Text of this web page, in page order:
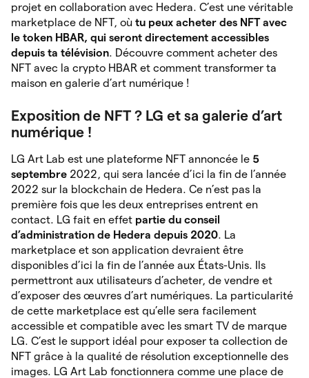
projet en collaboration avec Hedera. C’est une véritable
marketplace de NFT, où tu peux acheter des NFT avec
le token HBAR, qui seront directement accessibles
depuis ta télévision. Découvre comment acheter des
NFT avec la crypto HBAR et comment transformer ta
maison en galerie d’art numérique !
Exposition de NFT ? LG et sa galerie d’art
numérique !
LG Art Lab est une plateforme NFT annoncée le 5
septembre 2022, qui sera lancée d’ici la fin de l’année
2022 sur la blockchain de Hedera. Ce n’est pas la
première fois que les deux entreprises entrent en
contact. LG fait en effet partie du conseil
d’administration de Hedera depuis 2020. La
marketplace et son application devraient être
disponibles d’ici la fin de l’année aux États-Unis. Ils
permettront aux utilisateurs d’acheter, de vendre et
d’exposer des œuvres d’art numériques. La particularité
de cette marketplace est qu’elle sera facilement
accessible et compatible avec les smart TV de marque
LG. C’est le support idéal pour exposer ta collection de
NFT grâce à la qualité de résolution exceptionnelle des
images. LG Art Lab fonctionnera comme une place de